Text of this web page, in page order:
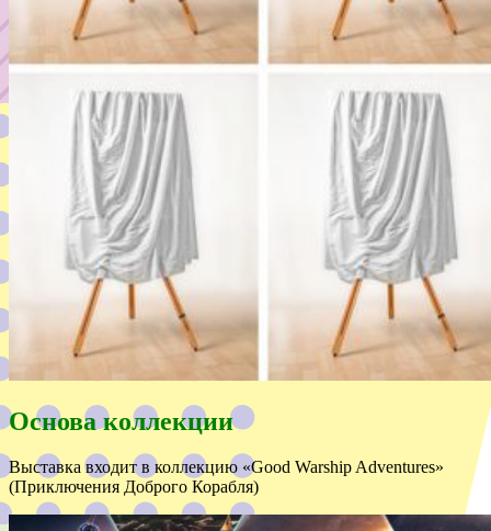
Основа коллекции
Выставка входит в коллекцию «Good Warship Adventures»
(Приключения Доброго Корабля)